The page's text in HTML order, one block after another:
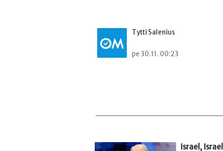
Tytti Salenius
pe 30.11. 00:23
Israel,